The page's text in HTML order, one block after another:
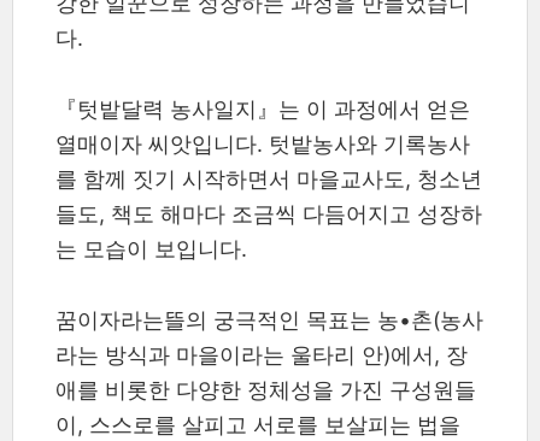
다.
『텃밭달력 농사일지』는 이 과정에서 얻은
열매이자 씨앗입니다. 텃밭농사와 기록농사
를 함께 짓기 시작하면서 마을교사도, 청소년
들도, 책도 해마다 조금씩 다듬어지고 성장하
는 모습이 보입니다.
꿈이자라는뜰의 궁극적인 목표는 농•촌(농사
라는 방식과 마을이라는 울타리 안)에서, 장
애를 비롯한 다양한 정체성을 가진 구성원들
이, 스스로를 살피고 서로를 보살피는 법을